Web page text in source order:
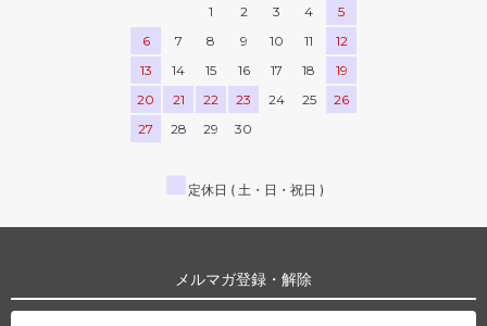
1
2 3 4
5
6
7 8 9 10 11
12
13
14 15 16 17 18
19
20
21 22 23 24 25
26
27
28 29 30
■ 定休日 ( 土・日・祝日 )
メルマガ登録・解除